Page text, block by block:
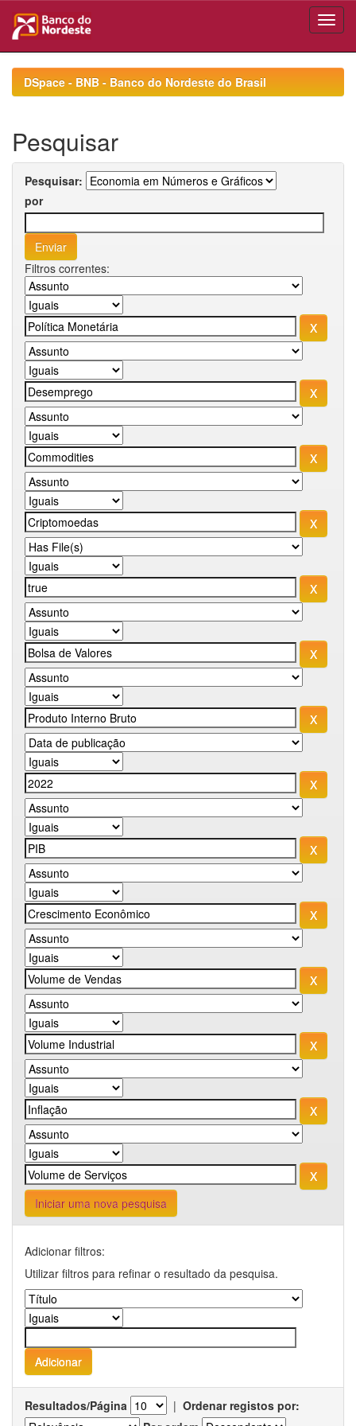
navigationDSpace - BNB - Banco do Nordeste do Brasil
Pesquisar
Pesquisar:
por
Filtros correntes:
Iniciar uma nova pesquisa
Adicionar filtros:
Utilizar filtros para refinar o resultado da pesquisa.
Resultados/Página | Ordenar registos por: